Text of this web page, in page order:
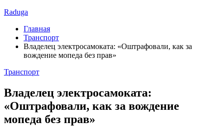
Raduga
Главная
Транспорт
Владелец электросамоката: «Оштрафовали, как за
вождение мопеда без прав»
Транспорт
Владелец электросамоката:
«Оштрафовали, как за вождение
мопеда без прав»